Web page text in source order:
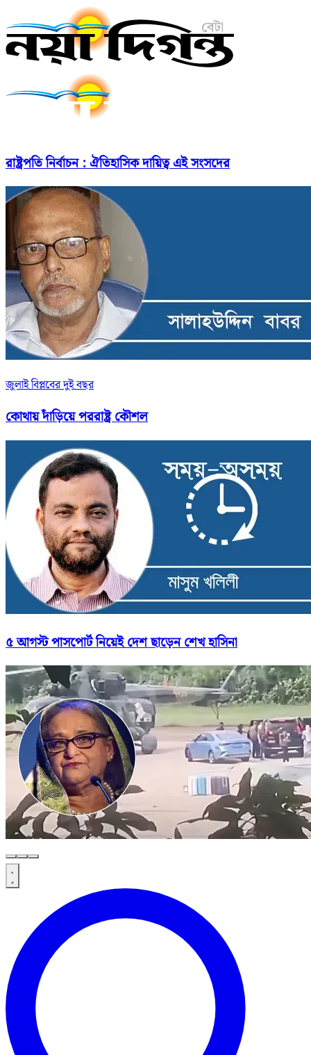
রাষ্ট্রপতি নির্বাচন : ঐতিহাসিক দায়িত্ব এই সংসদের
জুলাই বিপ্লবের দুই বছর
কোথায় দাঁড়িয়ে পররাষ্ট্র কৌশল
৫ আগস্ট পাসপোর্ট নিয়েই দেশ ছাড়েন শেখ হাসিনা